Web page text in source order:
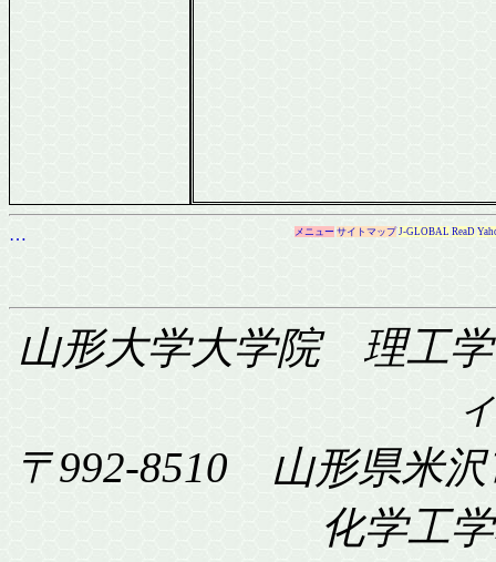
… メニュー サイトマップ J-GLOBAL ReaD
山形大学大学院 理工
〒992-8510 山形県米沢
化学工